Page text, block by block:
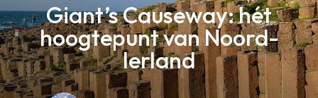
Giant’s Causeway: hét
hoogtepunt van Noord-
Ierland